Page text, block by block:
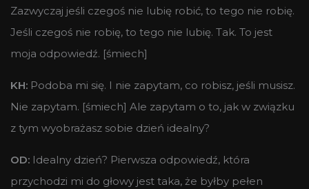
Zazwyczaj jeśli czegoś nie lubię robić, to tego nie robię.
Jeśli czegoś nie robię, to tego nie lubię. Tak. To jest
moja odpowiedź. [śmiech]
KH: Podoba mi się. I nie zapytam, co robisz, jeśli musisz.
Nie zapytam. [śmiech] Ale zapytam o to, jak w związku
z tym wyobrażasz sobie dzień idealny?
OD: Idealny dzień? Pierwsza odpowiedź, która
przychodzi mi do głowy jest taka, że byłby pełen